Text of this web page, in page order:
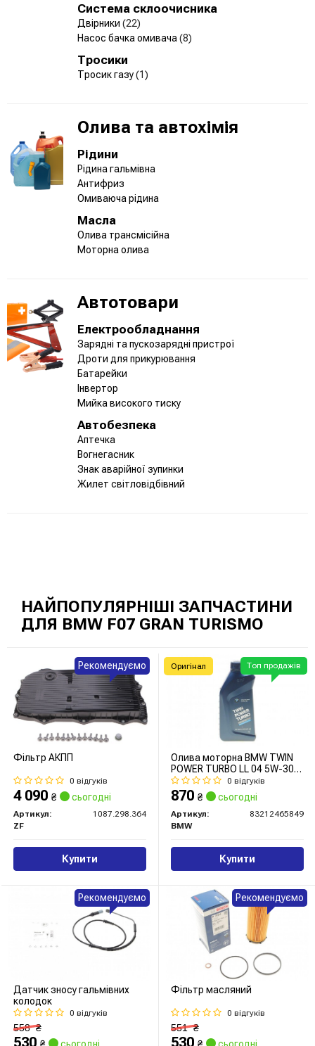
Система склоочисника
Двірники (22)
Насос бачка омивача (8)
Тросики
Тросик газу(1)
Олива та автохімія
Рідини
Рідина гальмівна
Антифриз
Омиваюча рідина
Масла
Олива трансмісійна
Моторна олива
Автотовари
Електрообладнання
Зарядні та пускозарядні пристрої
Дроти для прикурювання
Батарейки
Інвертор
Мийка високого тиску
Автобезпека
Аптечка
Вогнегасник
Знак аварійної зупинки
Жилет світловідбівний
НАЙПОПУЛЯРНІШІ ЗАПЧАСТИНИ
ДЛЯ BMW F07 GRAN TURISMO
Фільтр АКПП
0 відгуків
4 090 ₴ сьогодні
Артикул:
1087.298.364
ZF
Купити
Рекомендуємо
Олива моторна BMW TWIN
POWER TURBO LL 04 5W-30
1л
0 відгуків
870 ₴ сьогодні
Артикул:
83212465849
BMW
Купити
Топ продажів
Оригінал
Датчик зносу гальмівних
колодок
0 відгуків
558₴
530
Рекомендуємо
Фільтр масляний
0 відгуків
551₴
530
Рекомендуємо